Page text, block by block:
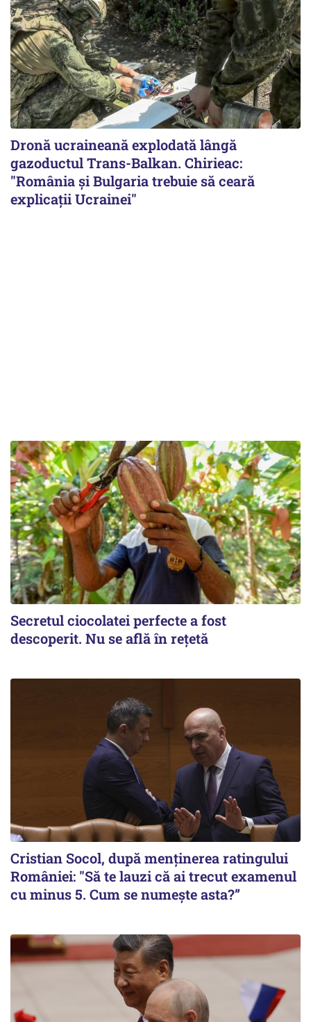
Dronă ucraineană explodată lângă
gazoductul Trans-Balkan. Chirieac:
"România și Bulgaria trebuie să ceară
explicații Ucrainei"
Secretul ciocolatei perfecte a fost
descoperit. Nu se află în rețetă
Cristian Socol, după menținerea ratingului
României: "Să te lauzi că ai trecut examenul
cu minus 5. Cum se numește asta?”